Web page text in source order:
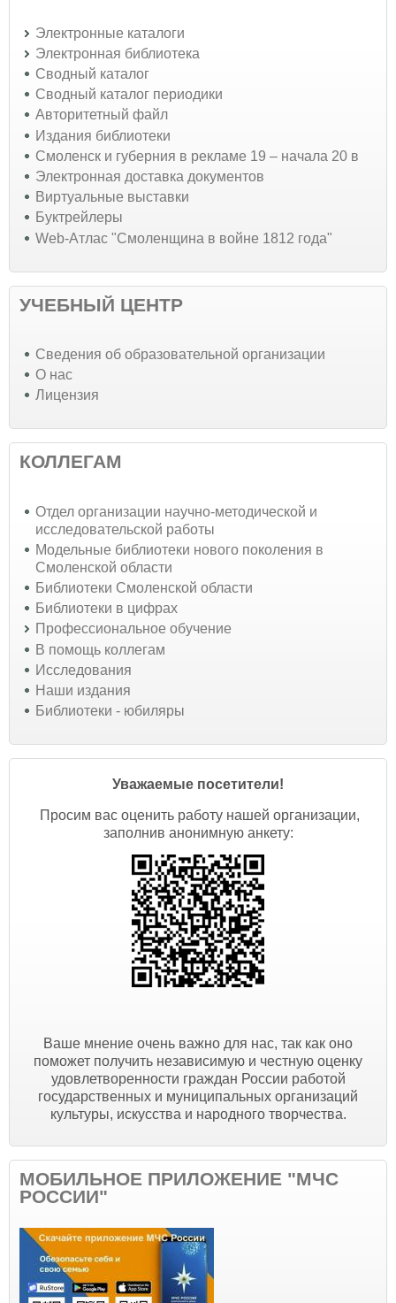
Электронные каталоги
Электронная библиотека
Сводный каталог
Сводный каталог периодики
Авторитетный файл
Издания библиотеки
Смоленск и губерния в рекламе 19 – начала 20 в
Электронная доставка документов
Виртуальные выставки
Буктрейлеры
Web-Атлас "Смоленщина в войне 1812 года"
УЧЕБНЫЙ ЦЕНТР
Cведения об образовательной организации
О нас
Лицензия
КОЛЛЕГАМ
Отдел организации научно-методической и
исследовательской работы
Модельные библиотеки нового поколения в
Смоленской области
Библиотеки Смоленской области
Библиотеки в цифрах
Профессиональное обучение
В помощь коллегам
Исследования
Наши издания
Библиотеки - юбиляры
Уважаемые посетители!
Просим вас оценить работу нашей организации,
заполнив анонимную анкету:
Ваше мнение очень важно для нас, так как оно
поможет получить независимую и честную оценку
удовлетворенности граждан России работой
государственных и муниципальных организаций
культуры, искусства и народного творчества.
МОБИЛЬНОЕ ПРИЛОЖЕНИЕ "МЧС
РОССИИ"